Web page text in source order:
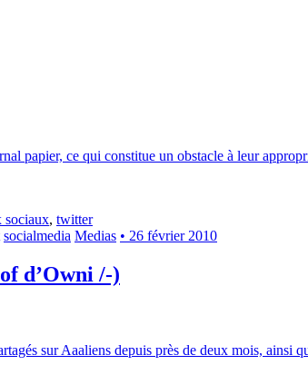
papier, ce qui constitue un obstacle à leur
sociaux, twitter
socialmedia Medias • 26 février 2010
d’Owni /-)
sur Aaaliens depuis près de deux mois, ainsi